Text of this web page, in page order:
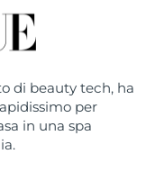
di beauty tech, ha
per
in una spa